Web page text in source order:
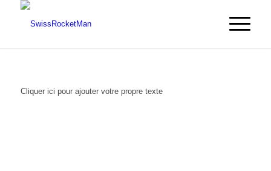
Cliquer ici pour ajouter votre propre texte